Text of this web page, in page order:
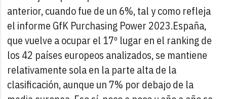
anterior, cuando fue de un 6%, tal y como refleja
el informe GfK Purchasing Power 2023.España,
que vuelve a ocupar el 17º lugar en el ranking de
los 42 países europeos analizados, se mantiene
relativamente sola en la parte alta de la
clasificación, aunque un 7% por debajo de la